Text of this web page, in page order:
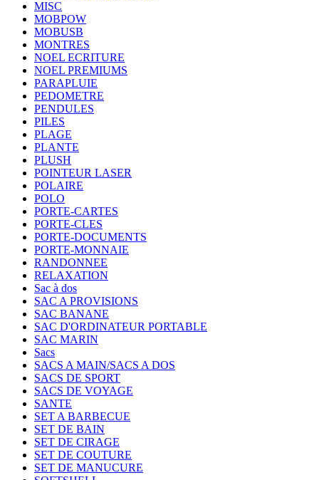
MISC
MOBPOW
MOBUSB
MONTRES
NOEL ECRITURE
NOEL PREMIUMS
PARAPLUIE
PEDOMETRE
PENDULES
PILES
PLAGE
PLANTE
PLUSH
POINTEUR LASER
POLAIRE
POLO
PORTE-CARTES
PORTE-CLES
PORTE-DOCUMENTS
PORTE-MONNAIE
RANDONNEE
RELAXATION
Sac à dos
SAC A PROVISIONS
SAC BANANE
SAC D'ORDINATEUR PORTABLE
SAC MARIN
Sacs
SACS A MAIN/SACS A DOS
SACS DE SPORT
SACS DE VOYAGE
SANTE
SET A BARBECUE
SET DE BAIN
SET DE CIRAGE
SET DE COUTURE
SET DE MANUCURE